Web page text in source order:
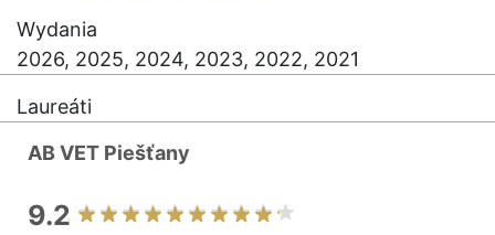
Wydania
2026, 2025, 2024, 2023, 2022, 2021
Laureáti
AB VET Piešťany
9.2